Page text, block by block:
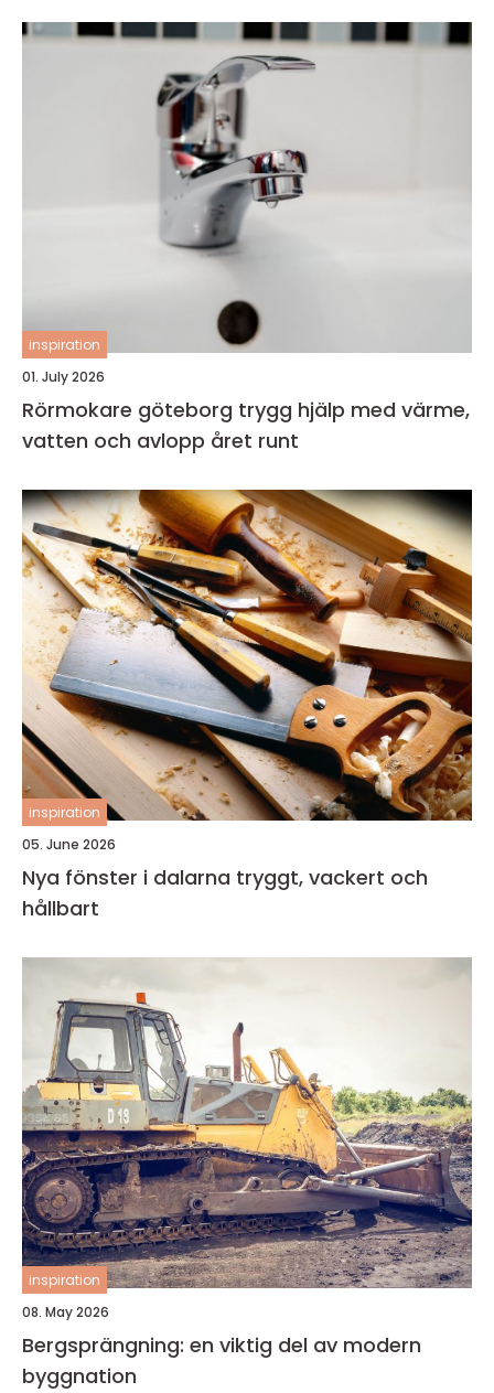
inspiration
01. July 2026
Rörmokare göteborg trygg hjälp med värme,
vatten och avlopp året runt
inspiration
05. June 2026
Nya fönster i dalarna tryggt, vackert och
hållbart
inspiration
08. May 2026
Bergsprängning: en viktig del av modern
byggnation